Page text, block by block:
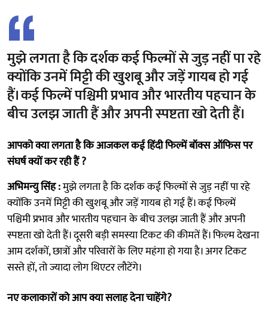
मुझे लगता है कि दर्शक कई फिल्मों से जुड़ नहीं पा रहे
क्योंकि उनमें मिट्टी की खुशबू और जड़ें गायब हो गई
हैं। कई फिल्में पश्चिमी प्रभाव और भारतीय पहचान के
बीच उलझ जाती हैं और अपनी स्पष्टता खो देती हैं।
आपको क्या लगता है कि आजकल कई हिंदी फिल्में बॉक्स ऑफिस पर
संघर्ष क्यों कर रही हैं ?
अभिमन्यु सिंह :मुझे लगता है कि दर्शक कई फिल्मों से जुड़ नहीं पा रहे
क्योंकि उनमें मिट्टी की खुशबू और जड़ें गायब हो गई हैं। कई फिल्में
पश्चिमी प्रभाव और भारतीय पहचान के बीच उलझ जाती हैं और अपनी
स्पष्टता खो देती हैं। दूसरी बड़ी समस्या टिकट की कीमतें हैं। फिल्म देखना
आम दर्शकों, छात्रों और परिवारों के लिए महंगा हो गया है। अगर टिकट
सस्ते हों, तो ज्यादा लोग थिएटर लौटेंगे।
नए कलाकारों को आप क्या सलाह देना चाहेंगे?